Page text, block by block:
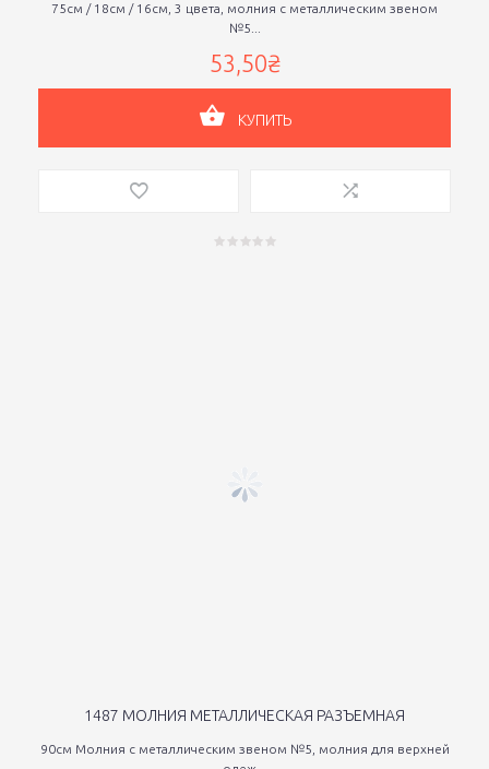
75см / 18см / 16см, 3 цвета, молния с металлическим звеном
№5...
53,50₴
КУПИТЬ
1487 МОЛНИЯ МЕТАЛЛИЧЕСКАЯ РАЗЪЕМНАЯ
90см Молния с металлическим звеном №5, молния для верхней